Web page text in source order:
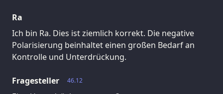
Ra
Ich bin Ra. Dies ist ziemlich korrekt. Die negative
Polarisierung beinhaltet einen großen Bedarf an
Kontrolle und Unterdrückung.
46.12
Fragesteller